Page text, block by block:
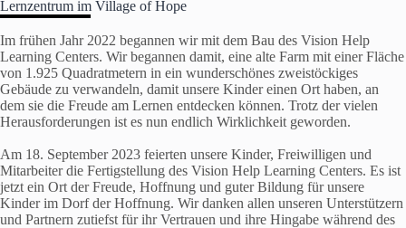
Lernzentrum im Village of Hope
Im frühen Jahr 2022 begannen wir mit dem Bau des Vision Help
Learning Centers. Wir begannen damit, eine alte Farm mit einer Fläche
von 1.925 Quadratmetern in ein wunderschönes zweistöckiges
Gebäude zu verwandeln, damit unsere Kinder einen Ort haben, an
dem sie die Freude am Lernen entdecken können. Trotz der vielen
Herausforderungen ist es nun endlich Wirklichkeit geworden.
Am 18. September 2023 feierten unsere Kinder, Freiwilligen und
Mitarbeiter die Fertigstellung des Vision Help Learning Centers. Es ist
jetzt ein Ort der Freude, Hoffnung und guter Bildung für unsere
Kinder im Dorf der Hoffnung. Wir danken allen unseren Unterstützern
und Partnern zutiefst für ihr Vertrauen und ihre Hingabe während des